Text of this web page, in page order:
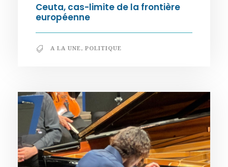
Ceuta, cas-limite de la frontière
européenne
A LA UNE, POLITIQUE